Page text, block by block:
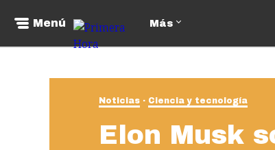
Menú Más
Noticias Ciencia y tecnología
Elon Musk